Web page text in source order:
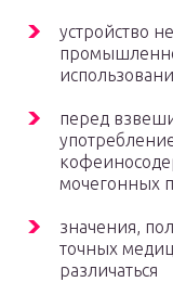
устройство
перед
мочегонных
значения,
точных
различаться